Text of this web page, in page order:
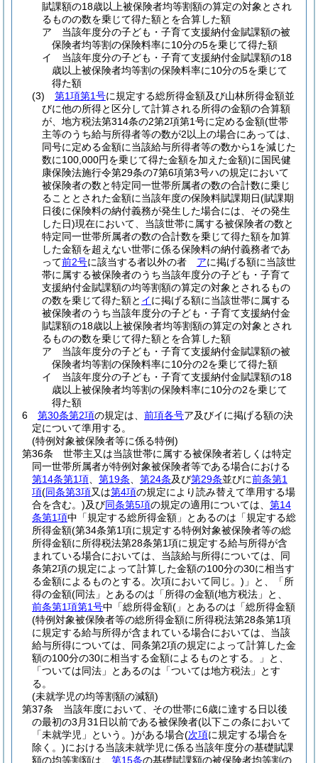
賦課額の18歳以上被保険者均等割額の算定の対象とされ
るものの数を乗じて得た額とを合算した額
ア
当該年度分の子ども・子育て支援納付金賦課額の被
保険者均等割の保険料率に10分の5を乗じて得た額
イ
当該年度分の子ども・子育て支援納付金賦課額の18
歳以上被保険者均等割の保険料率に10分の5を乗じて
得た額
(3)
第1項第1号に規定する総所得金額及び山林所得金額並
びに他の所得と区分して計算される所得の金額の合算額
が、地方税法第314条の2第2項第1号に定める金額(世帯
主等のうち給与所得者等の数が2以上の場合にあっては、
同号に定める金額に当該給与所得者等の数から1を減じた
数に100,000円を乗じて得た金額を加えた金額)に国民健
康保険法施行令第29条の7第6項第3号ハの規定において
被保険者の数と特定同一世帯所属者の数の合計数に乗じ
ることとされた金額に当該年度の保険料賦課期日(賦課期
日後に保険料の納付義務が発生した場合には、その発生
した日)現在において、当該世帯に属する被保険者の数と
特定同一世帯所属者の数の合計数を乗じて得た額を加算
した金額を超えない世帯に係る保険料の納付義務者であ
って前2号に該当する者以外の者 アに掲げる額に当該世
帯に属する被保険者のうち当該年度分の子ども・子育て
支援納付金賦課額の均等割額の算定の対象とされるもの
の数を乗じて得た額と イに掲げる額に当該世帯に属する
被保険者のうち当該年度分の子ども・子育て支援納付金
賦課額の18歳以上被保険者均等割額の算定の対象とされ
るものの数を乗じて得た額とを合算した額
ア
当該年度分の子ども・子育て支援納付金賦課額の被
保険者均等割の保険料率に10分の2を乗じて得た額
イ
当該年度分の子ども・子育て支援納付金賦課額の18
歳以上被保険者均等割の保険料率に10分の2を乗じて
得た額
6
第30条第2項の規定は、 前項各号ア及びイに掲げる額の決
定について準用する。
(特例対象被保険者等に係る特例)
第36条
世帯主又は当該世帯に属する被保険者若しくは特定
同一世帯所属者が特例対象被保険者等である場合における
第14条第1項
第19条 第24条及び第29条並びに前条第1
項(同条第3項又は第4項の規定により読み替えて準用する場
合を含む。)及び同条第5項の規定の適用については、 第14
条第1項中「規定する総所得金額」とあるのは「規定する総
所得金額(第34条第1項に規定する特例対象被保険者等の総
所得金額に所得税法第28条第1項に規定する給与所得が含
まれている場合においては、当該給与所得については、同
条第2項の規定によって計算した金額の100分の30に相当す
る金額によるものとする。次項において同じ。) 」と、「所
得の金額(同法」とあるのは「所得の金額(地方税法」と、
前条第1項第1号中「総所得金額(」とあるのは「総所得金額
(特例対象被保険者等の総所得金額に所得税法第28条第1項
に規定する給与所得が含まれている場合においては、当該
給与所得については、同条第2項の規定によって計算した金
額の100分の30に相当する金額によるものとする。」と、
「ついては同法」とあるのは「ついては地方税法」とす
る。
(未就学児の均等割額の減額)
第37条
当該年度において、その世帯に6歳に達する日以後
の最初の3月31日以前である被保険者(以下この条において
「未就学児」という。)がある場合(次項に規定する場合を
除く。)における当該未就学児に係る当該年度分の基礎賦課
額の均等割額は、 第15条の基礎賦課額の被保険者均等割の